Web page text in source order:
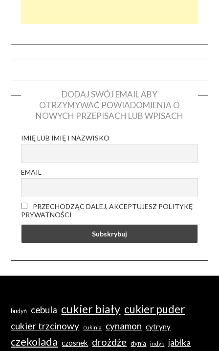
DODAJ SWÓJ EMAIL ABY
OTRZYMYWAĆ POWIADOMIENIA O
NOWYCH PRZEPISACH LUB WPISACH
IMIĘ LUB IMIĘ I NAZWISKO
EMAIL
PRZECHODZĄC DALEJ, AKCEPTUJESZ POLITYKĘ
PRYWATNOŚCI
budyń cebula cukier biały cukier puder
cukier trzcinowy cukinia cynamon cytryny
czekolada czosnek drożdże dynia indyk jabłka